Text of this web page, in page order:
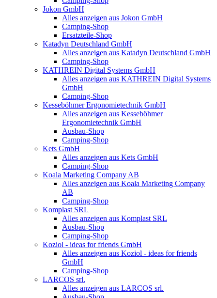
Jokon GmbH
Alles anzeigen aus Jokon GmbH
Camping-Shop
Ersatzteile-Shop
Katadyn Deutschland GmbH
Alles anzeigen aus Katadyn Deutschland GmbH
Camping-Shop
KATHREIN Digital Systems GmbH
Alles anzeigen aus KATHREIN Digital Systems
GmbH
Camping-Shop
Kesseböhmer Ergonomietechnik GmbH
Alles anzeigen aus Kesseböhmer
Ergonomietechnik GmbH
Ausbau-Shop
Camping-Shop
Kets GmbH
Alles anzeigen aus Kets GmbH
Camping-Shop
Koala Marketing Company AB
Alles anzeigen aus Koala Marketing Company
AB
Camping-Shop
Komplast SRL
Alles anzeigen aus Komplast SRL
Ausbau-Shop
Camping-Shop
Koziol - ideas for friends GmbH
Alles anzeigen aus Koziol - ideas for friends
GmbH
Camping-Shop
LARCOS srl.
Alles anzeigen aus LARCOS srl.